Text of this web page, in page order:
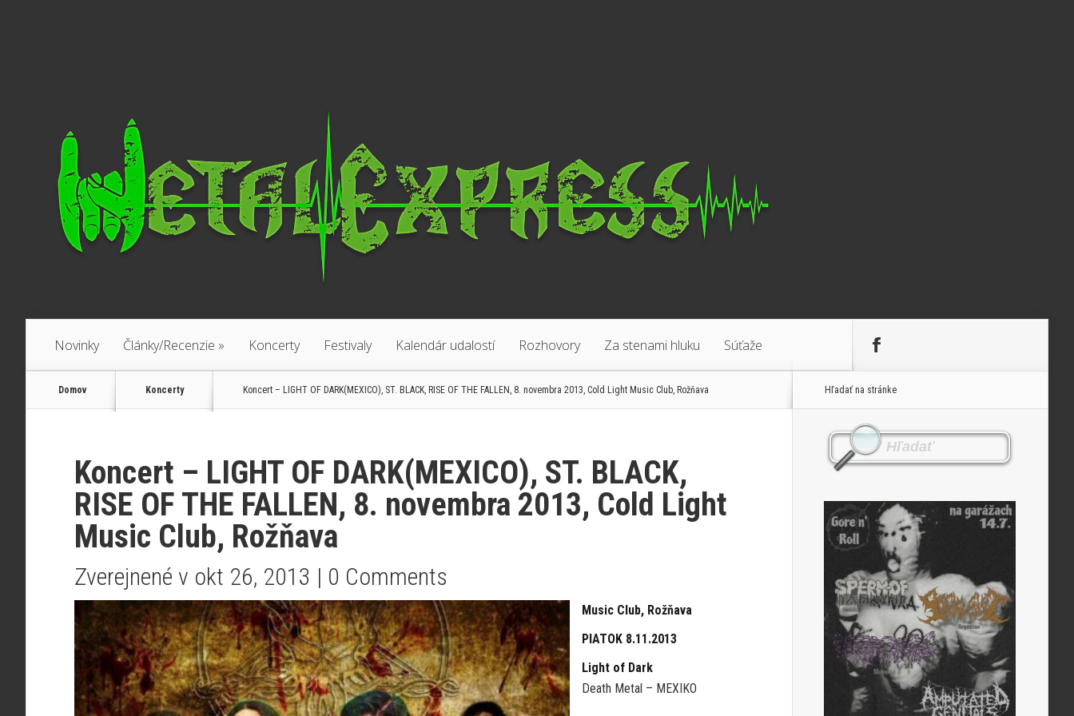
Novinky Články/Recenzie » Koncerty Festivaly Kalendár udalostí Rozhovory Za stenami hluku Súťaže
Domov Koncerty Koncert – LIGHT OF DARK(MEXICO), ST. BLACK, RISE OF THE FALLEN, 8. novembra 2013, Cold Light Music Club, Rožňava
Koncert – LIGHT OF DARK(MEXICO), ST. BLACK,
RISE OF THE FALLEN, 8. novembra 2013, Cold Light
Music Club, Rožňava
Zverejnené v okt 26, 2013 | 0 Comments
Music Club, Rožňava
PIATOK 8.11.2013
Light of Dark
Death Metal – MEXIKO
Hľadať na stránke